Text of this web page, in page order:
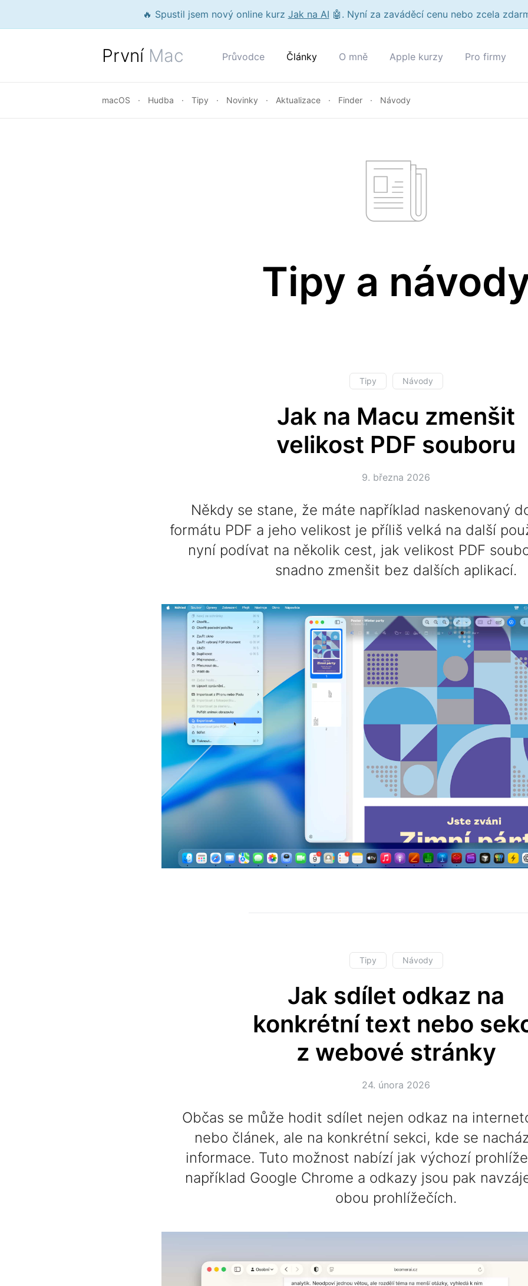
🔥 Spustil jsem nový online kurz Jak na AI 🤖. Nyní za zaváděcí cenu nebo zcela
První Mac Průvodce Články O mně Apple kurzy Pro firmy
macOS Hudba Tipy Novinky Aktualizace Finder Návody
Tipy a
Tipy Návody
Jak na Macu zmenšit
velikost PDF souboru
9. března 2026
Někdy se stane, že máte například naskenovaný
formátu PDF a jeho velikost je příliš velká na další
nyní podívat na několik cest, jak velikost PDF
snadno zmenšit bez dalších aplikací.
Tipy Návody
Jak sdílet odkaz na
konkrétní text nebo
z webové stránky
24. února 2026
Občas se může hodit sdílet nejen odkaz na
nebo článek, ale na konkrétní sekci, kde se
informace. Tuto možnost nabízí jak výchozí
například Google Chrome a odkazy jsou pak
obou prohlížečích.